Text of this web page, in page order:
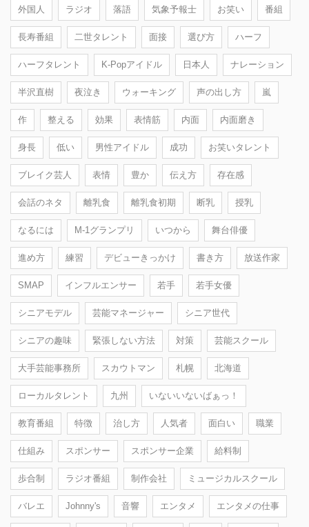
外国人 ラジオ 落語 気象予報士 お笑い 番組
長寿番組 二世タレント 面接 選び方 ハーフ
ハーフタレント K-Popアイドル 日本人 ナレーション
半沢直樹 夜泣き ウォーキング 声の出し方 嵐
作 整える 効果 表情筋 内面 内面磨き
身長 低い 男性アイドル 成功 お笑いタレント
ブレイク芸人 表情 豊か 伝え方 存在感
会話のネタ 離乳食 離乳食初期 断乳 授乳
なるには M-1グランプリ いつから 舞台俳優
進め方 練習 デビューきっかけ 書き方 放送作家
SMAP インフルエンサー 若手 若手女優
シニアモデル 芸能マネージャー シニア世代
シニアの趣味 緊張しない方法 対策 芸能スクール
大手芸能事務所 スカウトマン 札幌 北海道
ローカルタレント 九州 いないいないばぁっ！
教育番組 特徴 治し方 人気者 面白い 職業
仕組み スポンサー スポンサー企業 給料制
歩合制 ラジオ番組 制作会社 ミュージカルスクール
バレエ Johnny's 音響 エンタメ エンタメの仕事